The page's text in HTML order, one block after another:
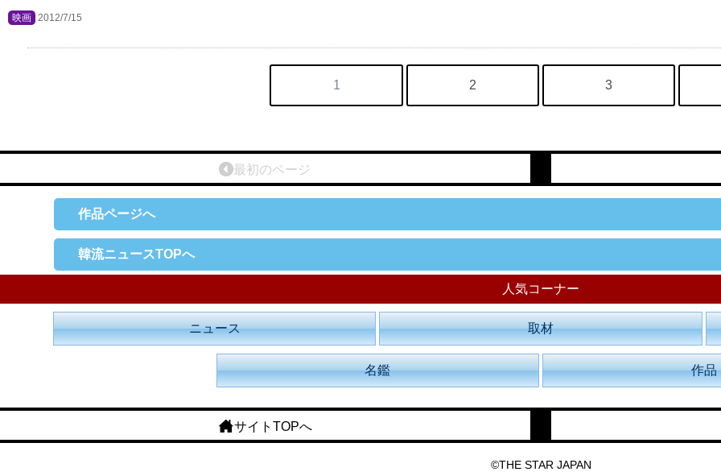
映画 2012/7/15
1 2 3
最初のページ
作品ページへ
韓流ニュースTOPへ
人気コーナー
ニュース 取材
名鑑 作品
サイトTOPへ
©THE STAR JAPAN